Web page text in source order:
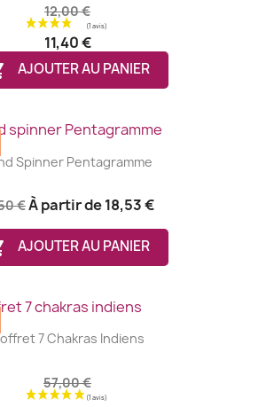
12,00 €
11,40 €
AJOUTER AU PANIER
Spinner Pentagramme
€À partir de18,53 €
AJOUTER AU PANIER
7 Chakras Indiens
57,00 €